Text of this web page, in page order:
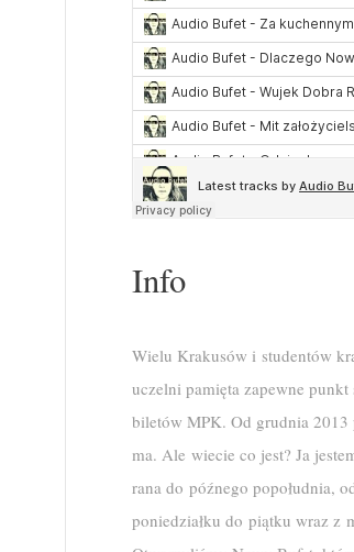
Info
Wielu Krakusów i studentów
uczelni pamięta zapewne punkt
biletów MPK. Od grudnia 2013
ma. Ale wiecie co jest? Ja
rana do późnego popołudnia,
poniedziałku do piątku wraz z